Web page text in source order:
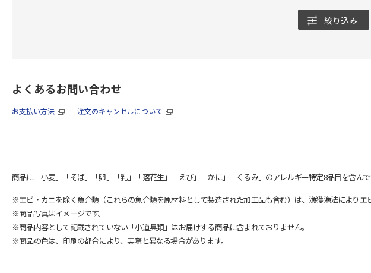
絞り込み
よくあるお問い合わせ
お支払い方法 注文のキャンセルについて
商品に「小麦」「そば」「卵」「乳」「落花生」「えび」「かに」「くるみ」のアレルギー特定8品目を含んで
※エビ・カニを除く魚介類（これらの魚介類を原材料として製造された加工品も含む）は、漁獲漁法により
※商品写真はイメージです。
※商品内容として記載されていない「小道具類」はお届けする商品に含まれておりません。
※商品の色は、印刷の都合により、実際と異なる場合があります。